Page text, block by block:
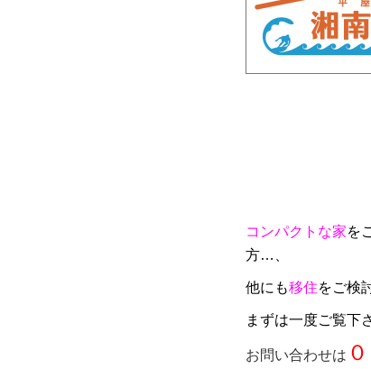
コンパクトな家を
方…、
他にも移住をご検
まずは一度ご覧下
お問い合わせは